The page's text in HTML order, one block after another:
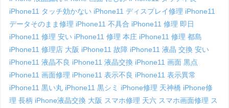
iPhone11 タッチ効かない iPhone11 ディスプレイ修理 iPhone11
データそのまま修理 iPhone11 不具合 iPhone11 修理 即日
iPhone11 修理 安い iPhone11 修理 本庄 iPhone11 修理 都島
iPhone11 修理店 大阪 iPhone11 故障 iPhone11 液晶 交換 安い
iPhone11 液晶不良 iPhone11 液晶交換 iPhone11 画面 黒点
iPhone11 画面修理 iPhone11 表示不良 iPhone11 表示異常
iPhone11 黒い丸 iPhone11 黒シミ iPhone修理 天神橋 iPhone修
理 長柄 iPhone液晶交換 大阪 スマホ修理 天六 スマホ画面修理 ス